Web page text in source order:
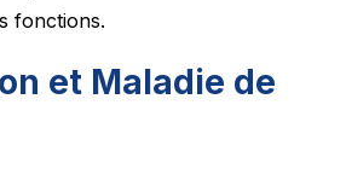
fonctions.
et Maladie de